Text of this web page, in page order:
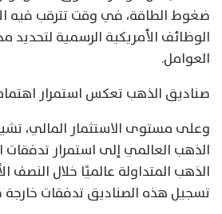
ضغوط الطاقة، في وقت تترقب فيه
الوظائف الأمريكية الرسمية
العوامل.
صناديق الذهب تعكس استمرار
وعلى مستوى الاستثمار المالي،
الذهب العالمي إلى استمرار تدفقات
تسجيل هذه الصناديق تدفقات